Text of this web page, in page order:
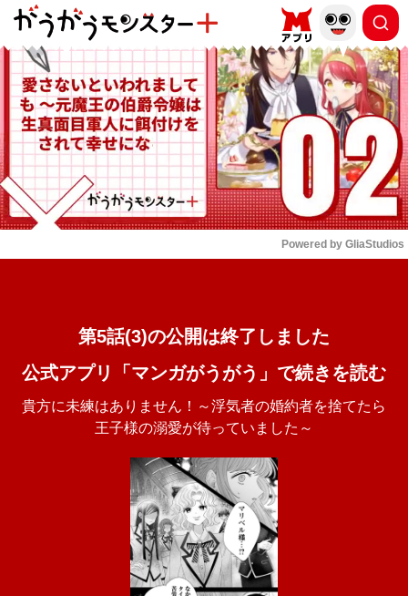
もっと読む
Powered by GliaStudios
第5話(3)の公開は終了しました
公式アプリ「マンガがうがう」で続きを読む
貴方に未練はありません！～浮気者の婚約者を捨てたら
王子様の溺愛が待っていました～